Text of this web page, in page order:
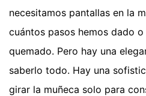
necesitamos pantallas en la
cuántos pasos hemos dado
quemado. Pero hay una
saberlo todo. Hay una
girar la muñeca solo para